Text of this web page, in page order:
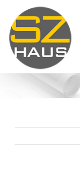
Inhalt
springen